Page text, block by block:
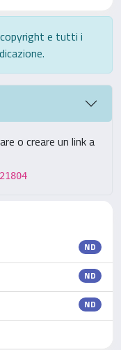
e tutti i
o creare un link a
ND
ND
ND